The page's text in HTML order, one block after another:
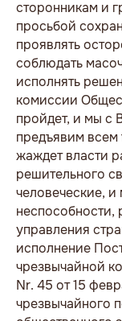
сторонникам и
просьбой
проявлять
соблюдать
исполнять
комиссии
пройдет, и мы с
предъявим всем
жаждет власти
решительного
человеческие,
неспособности,
управления
исполнение
чрезвычайной
Nr. 45 от 15
чрезвычайного